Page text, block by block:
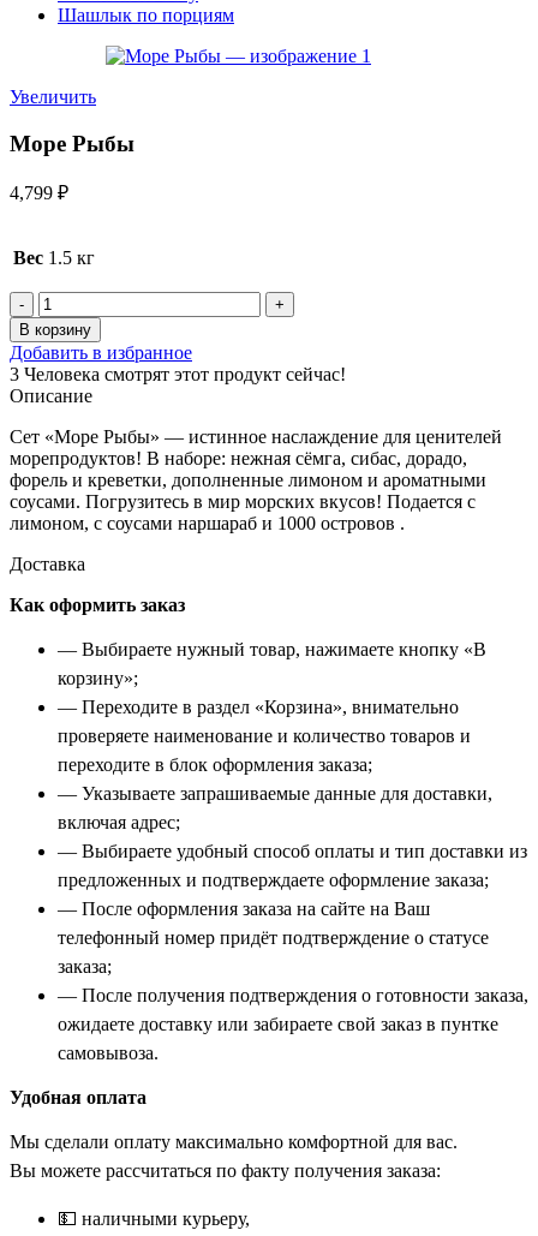
Шашлык по порциям
Увеличить
Море Рыбы
4,799 ₽
Вес 1.5 кг
Количество
товара
Море
Рыбы
В корзину
Добавить в избранное
3 Человека смотрят этот продукт сейчас!
Описание
Сет «Море Рыбы» — истинное наслаждение для ценителей
морепродуктов! В наборе: нежная сёмга, сибас, дорадо,
форель и креветки, дополненные лимоном и ароматными
соусами. Погрузитесь в мир морских вкусов! Подается с
лимоном, с соусами наршараб и 1000 островов .
Доставка
Как оформить заказ
— Выбираете нужный товар, нажимаете кнопку «В
корзину»;
— Переходите в раздел «Корзина», внимательно
проверяете наименование и количество товаров и
переходите в блок оформления заказа;
— Указываете запрашиваемые данные для доставки,
включая адрес;
— Выбираете удобный способ оплаты и тип доставки из
предложенных и подтверждаете оформление заказа;
— После оформления заказа на сайте на Ваш
телефонный номер придёт подтверждение о статусе
заказа;
— После получения подтверждения о готовности заказа,
ожидаете доставку или забираете свой заказ в пунтке
самовывоза.
Удобная оплата
Мы сделали оплату максимально комфортной для вас.
Вы можете рассчитаться по факту получения заказа:
💵 наличными курьеру,